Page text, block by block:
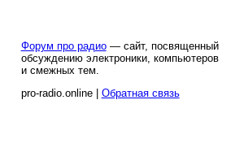
Форум про радио— сайт, посвященный
обсуждению электроники, компьютеров
и смежных тем.
pro-radio.online | Обратная связь